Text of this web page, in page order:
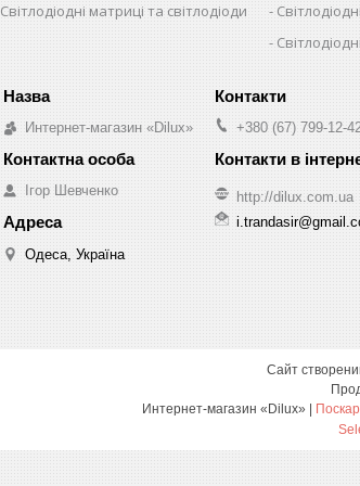
Світлодіодні матриці та світлодіоди
Интернет-магазин «Dilux»
Ігор Шевченко
Одеса, Україна
+380 (67) 799-12-
http://dilux.com.ua
Сайт